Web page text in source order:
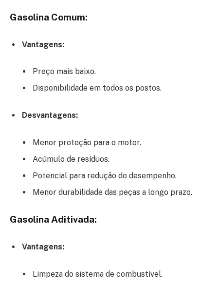
Gasolina Comum:
Vantagens:
Preço mais baixo.
Disponibilidade em todos os postos.
Desvantagens:
Menor proteção para o motor.
Acúmulo de resíduos.
Potencial para redução do desempenho.
Menor durabilidade das peças a longo prazo.
Gasolina Aditivada:
Vantagens:
Limpeza do sistema de combustível.